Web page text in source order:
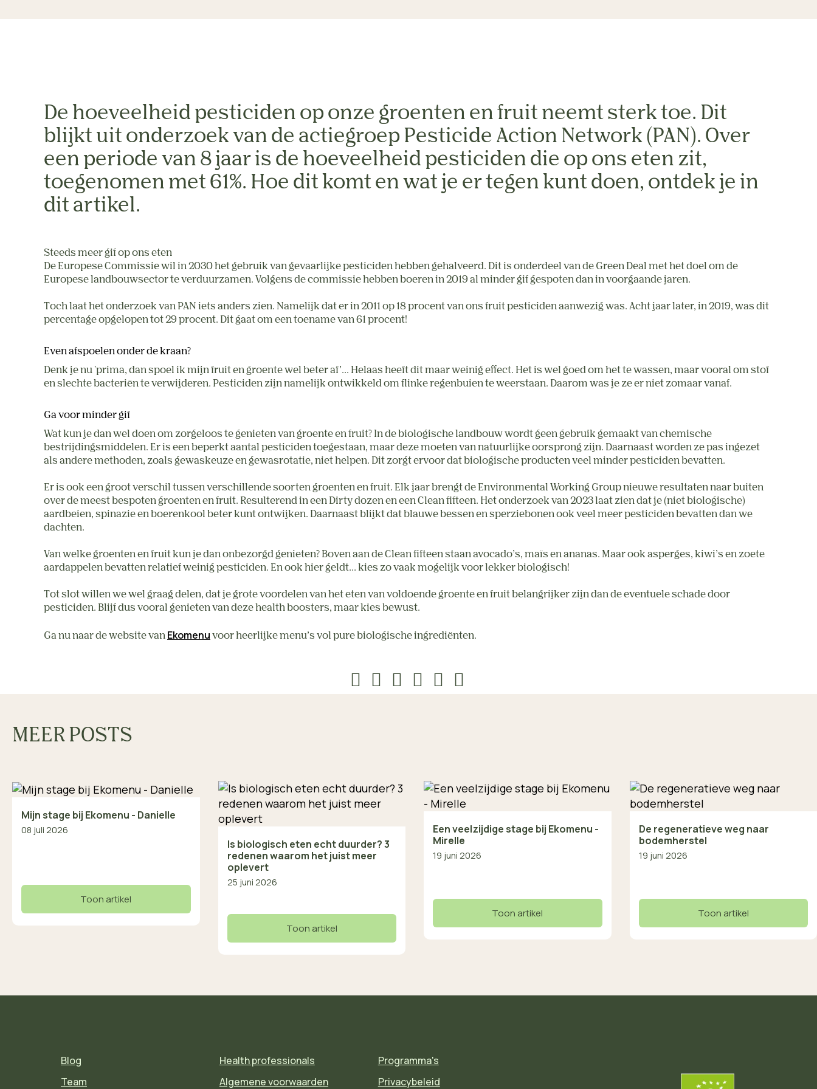
De hoeveelheid pesticiden op onze groenten en fruit neemt sterk toe. Dit
blijkt uit onderzoek van de actiegroep Pesticide Action Network (PAN). Over
een periode van 8 jaar is de hoeveelheid pesticiden die op ons eten zit,
toegenomen met 61%. Hoe dit komt en wat je er tegen kunt doen, ontdek je in
dit artikel.
Steeds meer gif op ons eten
De Europese Commissie wil in 2030 het gebruik van gevaarlijke pesticiden hebben gehalveerd. Dit is onderdeel van de Green Deal met het doel om de
Europese landbouwsector te verduurzamen. Volgens de commissie hebben boeren in 2019 al minder gif gespoten dan in voorgaande jaren.
Toch laat het onderzoek van PAN iets anders zien. Namelijk dat er in 2011 op 18 procent van ons fruit pesticiden aanwezig was. Acht jaar later, in 2019, was dit
percentage opgelopen tot 29 procent. Dit gaat om een toename van 61 procent!
Even afspoelen onder de kraan?
Denk je nu 'prima, dan spoel ik mijn fruit en groente wel beter af’... Helaas heeft dit maar weinig effect. Het is wel goed om het te wassen, maar vooral om stof
en slechte bacteriën te verwijderen. Pesticiden zijn namelijk ontwikkeld om flinke regenbuien te weerstaan. Daarom was je ze er niet zomaar vanaf.
Ga voor minder gif
Wat kun je dan wel doen om zorgeloos te genieten van groente en fruit? In de biologische landbouw wordt geen gebruik gemaakt van chemische
bestrijdingsmiddelen. Er is een beperkt aantal pesticiden toegestaan, maar deze moeten van natuurlijke oorsprong zijn. Daarnaast worden ze pas ingezet
als andere methoden, zoals gewaskeuze en gewasrotatie, niet helpen. Dit zorgt ervoor dat biologische producten veel minder pesticiden bevatten.
Er is ook een groot verschil tussen verschillende soorten groenten en fruit. Elk jaar brengt de Environmental Working Group nieuwe resultaten naar buiten
over de meest bespoten groenten en fruit. Resulterend in een Dirty dozen en een Clean fifteen. Het onderzoek van 2023 laat zien dat je (niet biologische)
aardbeien, spinazie en boerenkool beter kunt ontwijken. Daarnaast blijkt dat blauwe bessen en sperziebonen ook veel meer pesticiden bevatten dan we
dachten.
Van welke groenten en fruit kun je dan onbezorgd genieten? Boven aan de Clean fifteen staan avocado’s, maïs en ananas. Maar ook asperges, kiwi’s en zoete
aardappelen bevatten relatief weinig pesticiden. En ook hier geldt… kies zo vaak mogelijk voor lekker biologisch!
Tot slot willen we wel graag delen, dat je grote voordelen van het eten van voldoende groente en fruit belangrijker zijn dan de eventuele schade door
pesticiden. Blijf dus vooral genieten van deze health boosters, maar kies bewust.
Ga nu naar de website van Ekomenu voor heerlijke menu’s vol pure biologische ingrediënten.
MEER POSTS
Mijn stage bij Ekomenu - Danielle
08 juli 2026
Toon artikel
Is biologisch eten echt duurder? 3
redenen waarom het juist meer
oplevert
25 juni 2026
Toon artikel
Een veelzijdige stage bij Ekomenu -
Mirelle
19 juni 2026
Toon artikel
De regeneratieve weg naar
bodemherstel
19 juni 2026
Toon artikel
Blog
Team
Health professionals
Algemene voorwaarden
Programma's
Privacybeleid